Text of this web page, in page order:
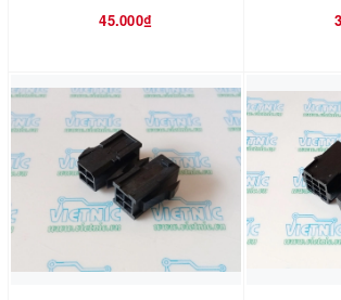
FL-6P
45.000₫